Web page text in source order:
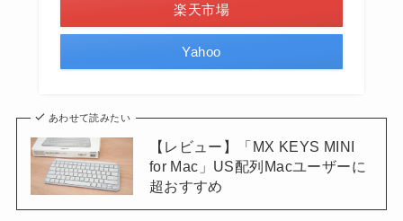
楽天市場
Yahoo
あわせて読みたい
【レビュー】「MX KEYS MINI
for Mac」US配列Macユーザーに
超おすすめ